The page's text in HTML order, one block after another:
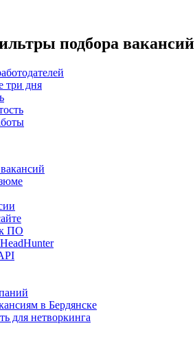
подбора вакансий
три дня
к ПО
в Бердянске
для нетворкинга